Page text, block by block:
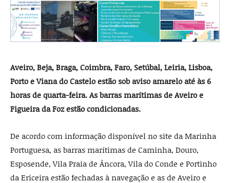
Aveiro, Beja, Braga, Coimbra, Faro, Setúbal, Leiria, Lisboa,
Porto e Viana do Castelo estão sob aviso amarelo até às 6
horas de quarta-feira. As barras marítimas de Aveiro e
Figueira da Foz estão condicionadas.
De acordo com informação disponível no site da Marinha
Portuguesa, as barras marítimas de Caminha, Douro,
Esposende, Vila Praia de Âncora, Vila do Conde e Portinho
da Ericeira estão fechadas à navegação e as de Aveiro e